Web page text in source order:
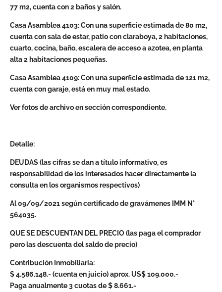
77 m2, cuenta con 2 baños y salón.
Casa Asamblea 4103: Con una superficie estimada de 80 m2,
cuenta con sala de estar, patio con claraboya, 2 habitaciones,
cuarto, cocina, baño, escalera de acceso a azotea, en planta
alta 2 habitaciones pequeñas.
Casa Asamblea 4109: Con una superficie estimada de 121 m2,
cuenta con garaje, está en muy mal estado.
Ver fotos de archivo en sección correspondiente.
Detalle:
DEUDAS (las cifras se dan a título informativo, es
responsabilidad de los interesados hacer directamente la
consulta en los organismos respectivos)
Al 09/09/2021 según certificado de gravámenes IMM N°
564035.
QUE SE DESCUENTAN DEL PRECIO (las paga el comprador
pero las descuenta del saldo de precio)
Contribución Inmobiliaria:
$ 4.586.148.- (cuenta en juicio) aprox. US$ 109.000.-
Paga anualmente 3 cuotas de $ 8.661.-